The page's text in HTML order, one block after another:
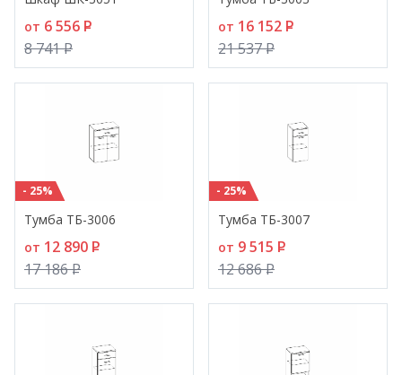
от 6 556 P
8 741P
от 16 152 P
21 537P
- 25%
Тумба ТБ-3006
от 12 890 P
17 186P
- 25%
Тумба ТБ-3007
от 9 515 P
12 686P